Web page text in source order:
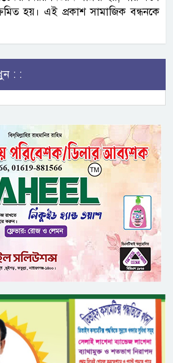
হয়। এই প্রকাশ সামাজিক বন্ধনকে
: :